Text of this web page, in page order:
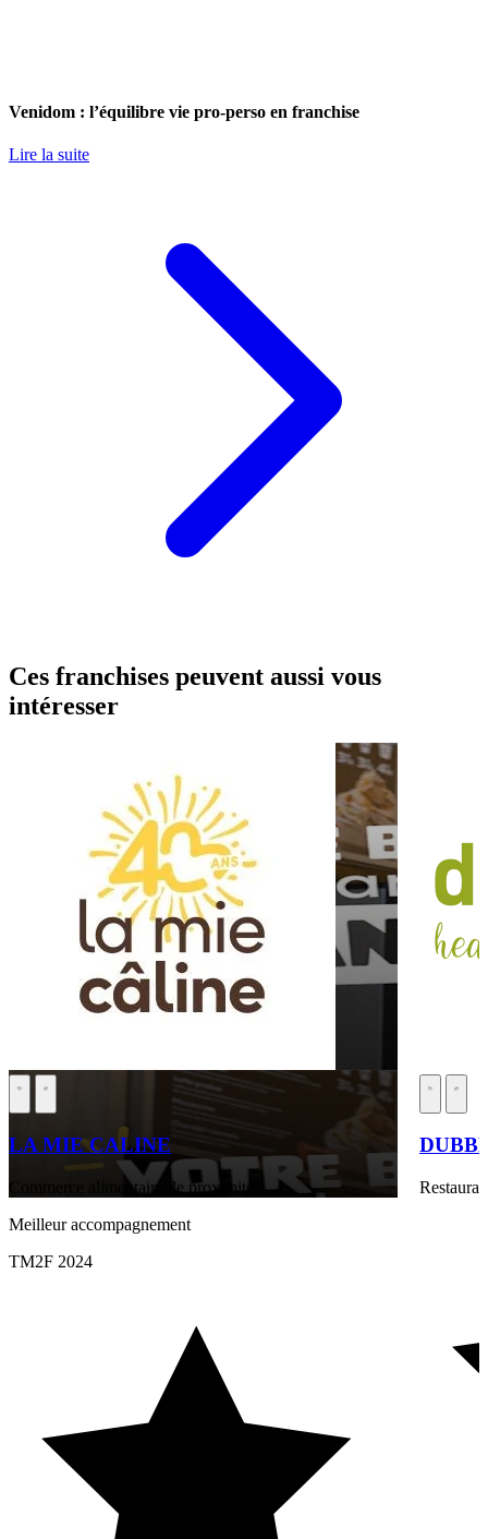
Venidom : l’équilibre vie pro-perso en franchise
Lire la suite
Ces franchises peuvent aussi vous
intéresser
LA MIE CALINE
Commerce alimentaire de proximité
Meilleur accompagnement
TM2F 2024